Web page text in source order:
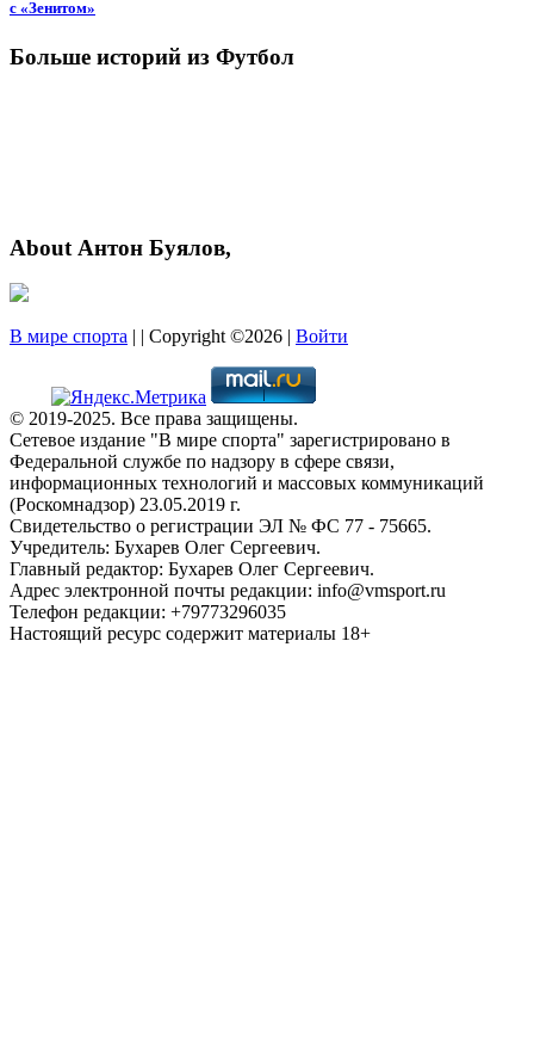
c «Зенитом»
Больше историй из Футбол
About Антон Буялов,
В мире спорта | | Copyright ©2026 | Войти
© 2019-2025. Все права защищены.
Сетевое издание "В мире спорта" зарегистрировано в
Федеральной службе по надзору в сфере связи,
информационных технологий и массовых коммуникаций
(Роскомнадзор) 23.05.2019 г.
Свидетельство о регистрации ЭЛ № ФС 77 - 75665.
Учредитель: Бухарев Олег Сергеевич.
Главный редактор: Бухарев Олег Сергеевич.
Адрес электронной почты редакции: info@vmsport.ru
Телефон редакции: +79773296035
Настоящий ресурс содержит материалы 18+